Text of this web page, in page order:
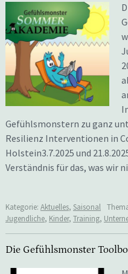
Gefühlsmonstern zu ganz
Resilienz Interventionen in
Holstein3.7.2025 und
Verständnis für das, was wir
Kategorie: Aktuelles, Saisonal
Jugendliche, Kinder, Training,
Die Gefühlsmonster